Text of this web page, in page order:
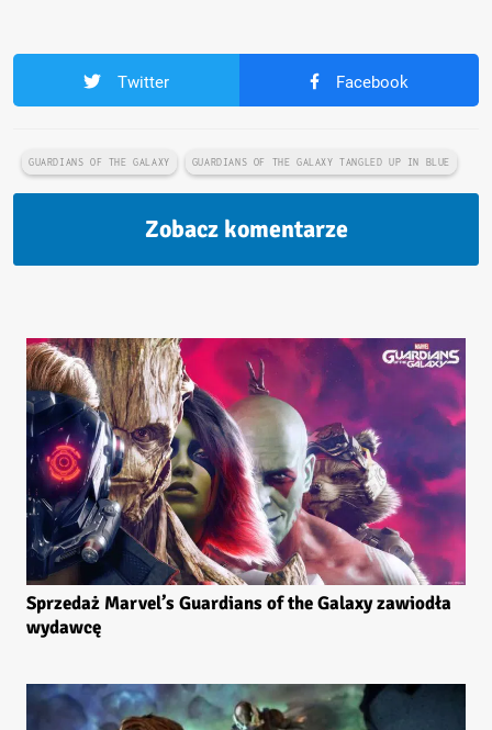
Twitter Facebook
GUARDIANS OF THE GALAXY GUARDIANS OF THE GALAXY TANGLED UP IN BLUE
Zobacz komentarze
Sprzedaż Marvel’s Guardians of the Galaxy zawiodła
wydawcę